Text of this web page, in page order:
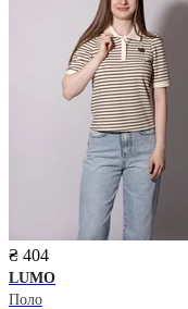
₴ 404
LUMO
Поло